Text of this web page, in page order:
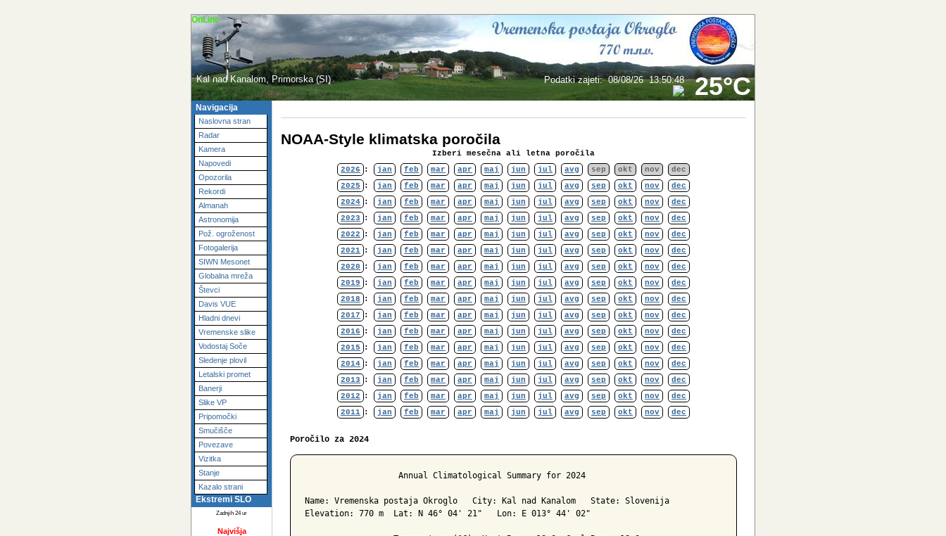
OnLine
25°C
Kal nad Kanalom, Primorska (SI) Podatki zajeti:08/08/26 13:50:48
Navigacija
Naslovna stran
Radar
Kamera
Napovedi
Opozorila
Rekordi
Almanah
Astronomija
Pož. ogroženost
Fotogalerija
SIWN Mesonet
Globalna mreža
Števci
Davis VUE
Hladni dnevi
Vremenske slike
Vodostaj Soče
Sledenje plovil
Letalski promet
Banerji
Slike VP
Pripomočki
Smučišče
Povezave
Vizitka
Stanje
Kazalo strani
Ekstremi SLO
Zadnjih 24 ur
Najvišja
NOAA-Style klimatska poročila
Izberi mesečna ali letna poročila
2026
: jan feb mar apr maj jun jul avg sep okt nov
dec
2025
: jan feb mar apr maj jun jul avg sep okt nov
dec
2024 : jan feb mar apr maj jun jul avg sep okt nov
dec
2023
: jan feb mar apr maj jun jul avg sep okt nov
dec
2022
: jan feb mar apr maj jun jul avg sep okt nov
dec
2021 : jan feb mar apr maj jun jul avg sep okt nov
dec
2020
: jan feb mar apr maj jun jul avg sep okt nov
dec
2019
: jan feb mar apr maj jun jul avg sep okt nov
dec
2018
: jan feb mar apr maj jun jul avg sep okt nov
dec
2017
: jan feb mar apr maj jun jul avg sep okt nov
dec
2016
: jan feb mar apr maj jun jul avg sep okt nov
dec
2015
: jan feb mar apr maj jun jul avg sep okt nov
dec
2014 : jan feb mar apr maj jun jul avg sep okt nov
dec
2013
: jan feb mar apr maj jun jul avg sep okt nov
dec
2012
: jan feb mar apr maj jun jul avg sep okt nov
dec
2011 : jan feb mar apr maj jun jul avg sep okt nov dec
Poročilo za 2024
                   Annual Climatological Summary for 2024
Name: Vremenska postaja Okroglo   City: Kal nad Kanalom   State: Slovenija
Elevation: 770 m  Lat: N 46° 04' 21"   Lon: E 013° 44' 02"